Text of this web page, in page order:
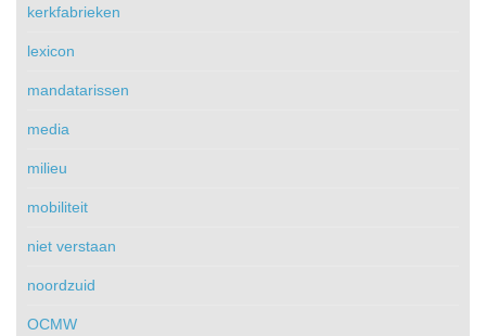
kerkfabrieken
lexicon
mandatarissen
media
milieu
mobiliteit
niet verstaan
noordzuid
OCMW